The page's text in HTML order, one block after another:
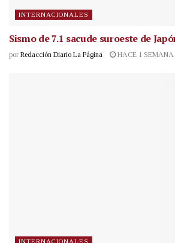
INTERNACIONALES
Sismo de 7.1 sacude suroeste de
por Redacción Diario La Página HACE 1 SEMANA
INTERNACIONALES